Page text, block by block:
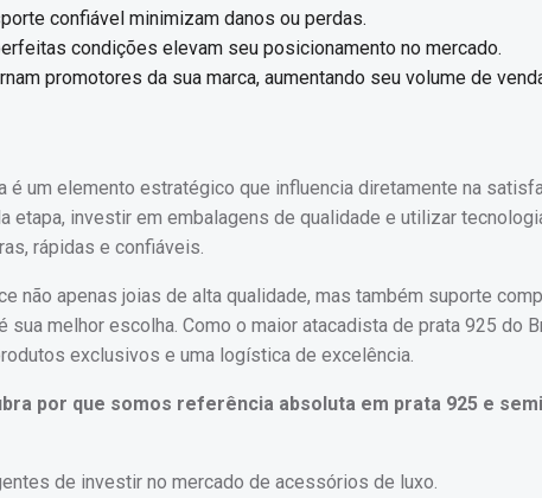
confiável minimizam danos ou perdas.
condições elevam seu posicionamento no mercado.
promotores da sua marca, aumentando seu volume de
um elemento estratégico que influencia diretamente na
etapa, investir em embalagens de qualidade e utilizar
rápidas e confiáveis.
não apenas joias de alta qualidade, mas também suporte
sua melhor escolha. Como o maior atacadista de prata 925 do
exclusivos e uma logística de excelência.
por que somos referência absoluta em prata 925 e
de investir no mercado de acessórios de luxo.